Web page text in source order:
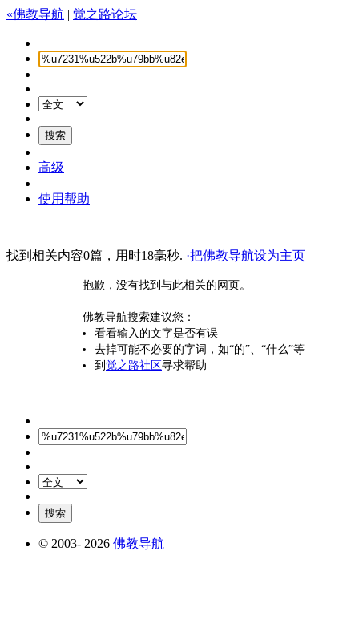
«佛教导航 | 觉之路论坛
高级
使用帮助
找到相关内容0篇，用时18毫秒. ·把佛教导航设为主页
抱歉，没有找到与此相关的网页。
佛教导航搜索建议您：
看看输入的文字是否有误
去掉可能不必要的字词，如“的”、“什么”等
到 觉之路社区寻求帮助
© 2003- 2026 佛教导航